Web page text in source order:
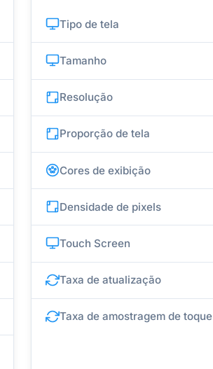
Tipo de tela
Tamanho
Resolução
Proporção de tela
Cores de exibição
Densidade de pixels
Touch Screen
Taxa de atualização
Taxa de amostragem de toque